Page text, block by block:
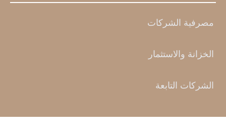
مصرفية الشركات
الخزانة والاستثمار
الشركات التابعة